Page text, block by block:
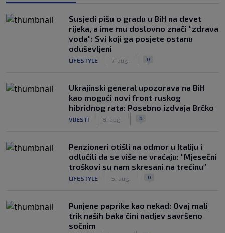
Susjedi pišu o gradu u BiH na devet
rijeka, a ime mu doslovno znači "zdrava
voda": Svi koji ga posjete ostanu
oduševljeni
LIFESTYLE 7. aug. 0
Ukrajinski general upozorava na BiH
kao mogući novi front ruskog
hibridnog rata: Posebno izdvaja Brčko
VIJESTI 8. aug. 0
Penzioneri otišli na odmor u Italiju i
odlučili da se više ne vraćaju: "Mjesečni
troškovi su nam skresani na trećinu"
LIFESTYLE 5. aug. 0
Punjene paprike kao nekad: Ovaj mali
trik naših baka čini nadjev savršeno
sočnim